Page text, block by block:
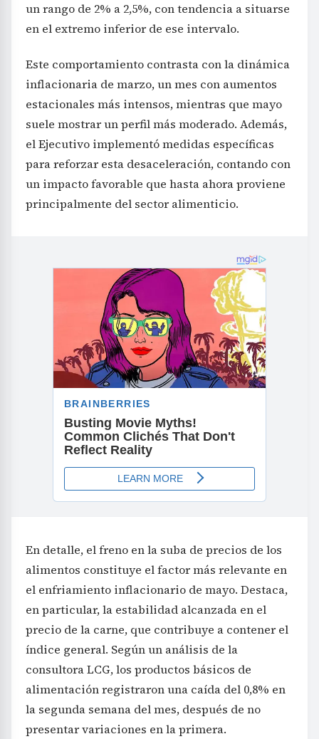
un rango de 2% a 2,5%, con tendencia a situarse
en el extremo inferior de ese intervalo.
Este comportamiento contrasta con la dinámica
inflacionaria de marzo, un mes con aumentos
estacionales más intensos, mientras que mayo
suele mostrar un perfil más moderado. Además,
el Ejecutivo implementó medidas específicas
para reforzar esta desaceleración, contando con
un impacto favorable que hasta ahora proviene
principalmente del sector alimenticio.
En detalle, el freno en la suba de precios de los
alimentos constituye el factor más relevante en
el enfriamiento inflacionario de mayo. Destaca,
en particular, la estabilidad alcanzada en el
precio de la carne, que contribuye a contener el
índice general. Según un análisis de la
consultora LCG, los productos básicos de
alimentación registraron una caída del 0,8% en
la segunda semana del mes, después de no
presentar variaciones en la primera.